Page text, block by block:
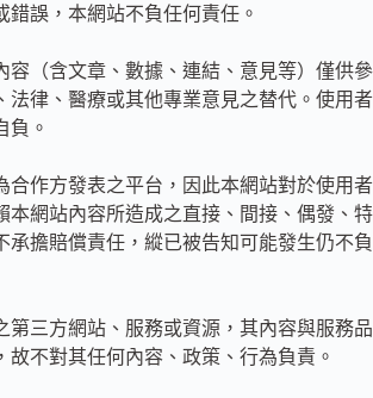
錯誤，本網站不負任何責任。
容（含文章、數據、連結、意見等）僅供參
法律、醫療或其他專業意見之替代。使用者
負。
合作方發表之平台，因此本網站對於使用者
本網站內容所造成之直接、間接、偶發、特
承擔賠償責任，縱已被告知可能發生仍不負
第三方網站、服務或資源，其內容與服務品
故不對其任何內容、政策、行為負責。